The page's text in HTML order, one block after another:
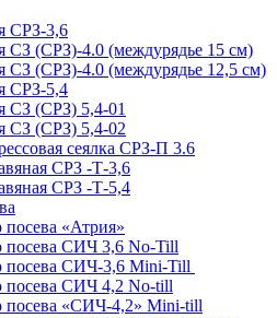
СРЗ-3,6
СЗ (СРЗ)-4.0 (междурядье 15 см)
СЗ (СРЗ)-4.0 (междурядье 12,5 см)
СРЗ-5,4
СЗ (СРЗ) 5,4-01
СЗ (СРЗ) 5,4-02
сеялка СРЗ-П 3.6
СРЗ -Т-3,6
СРЗ -Т-5,4
«Атрия»
посева СИЧ 3,6 No-Till
посева СИЧ-3,6 Mini-Till
посева СИЧ 4,2 No-till
посева «СИЧ-4,2» Mini-till